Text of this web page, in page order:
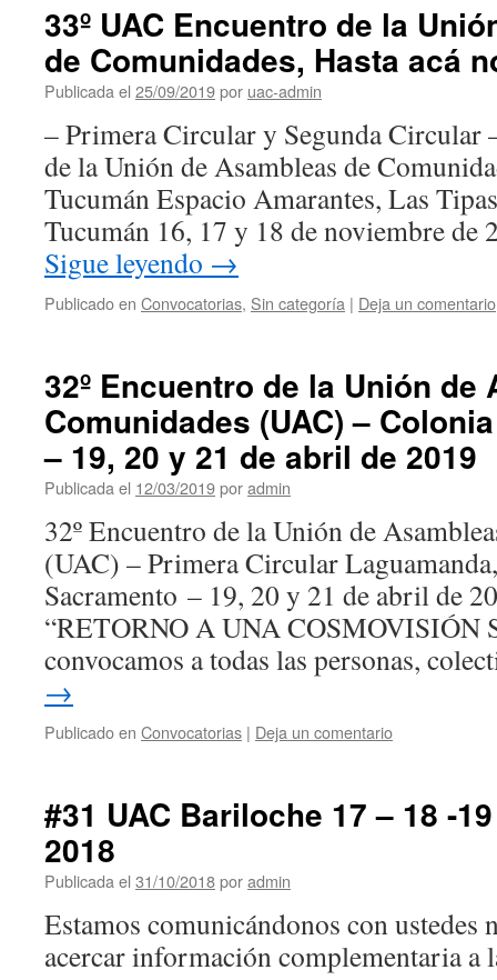
33º UAC Encuentro de la
de Comunidades, Hasta acá
Publicada el 25/09/2019por uac-admin
– Primera Circular y Segunda Circular
de la Unión de Asambleas de
Tucumán Espacio Amarantes, Las
Tucumán 16, 17 y 18 de noviembre
Sigue leyendo →
Publicado en Convocatorias, Sin categoría | Deja un comentario
32º Encuentro de la Unión de
Comunidades (UAC) –
– 19, 20 y 21 de abril de 2019
Publicada el 12/03/2019poradmin
32º Encuentro de la Unión de
(UAC) – Primera Circular
Sacramento – 19, 20 y 21 de abril de
“RETORNO A UNA COSMOVISIÓN
convocamos a todas las personas,
→
Publicado en Convocatorias | Deja un comentario
#31 UAC Bariloche 17 – 18 -
2018
Publicada el 31/10/2018poradmin
Estamos comunicándonos con ustedes
acercar información complementaria a